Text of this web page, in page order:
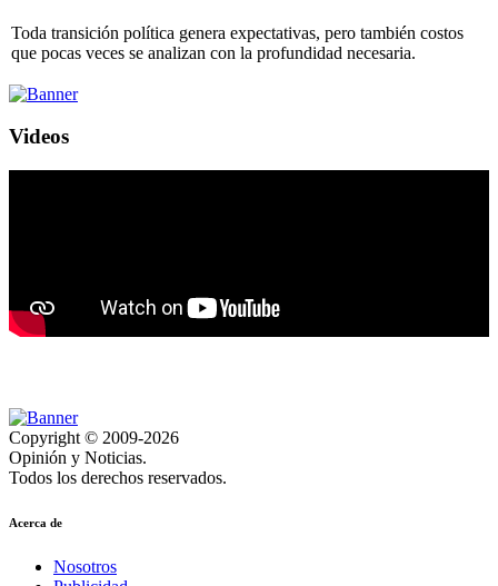
Toda transición política genera expectativas, pero también costos
que pocas veces se analizan con la profundidad necesaria.
Videos
Copyright © 2009-2026
Opinión y Noticias.
Todos los derechos reservados.
Acerca de
Nosotros